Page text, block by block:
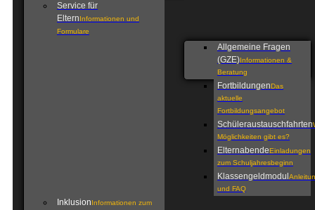
Service für
ElternInformationen und
Formulare
Allgemeine Fragen
(GZE)Informationen &
Beratung
FortbildungenDas
aktuelle
Fortbildungsangebot
Schüleraustauschfahrten
Möglichkeiten gibt es?
ElternabendeEinladungen
zum Schuljahresbeginn
Klassengeldmodul
und FAQ
InklusionInformationen zum